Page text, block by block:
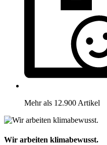
Mehr als 12.900 Artikel
Wir arbeiten klimabewusst.